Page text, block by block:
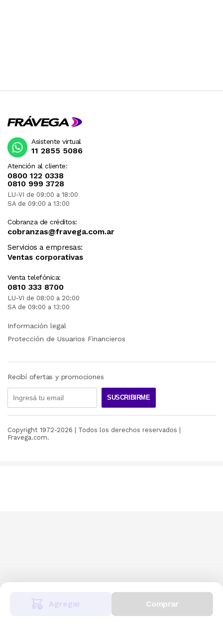
Comprar
Agregar
Atención al cliente:
0800 122 0338
0810 999 3728
LU-VI de 09:00 a 18:00
SA de 09:00 a 13:00
Cobranza de créditos:
cobranzas@fravega.com.ar
Servicios a empresas:
Ventas corporativas
Venta telefónica:
0810 333 8700
LU-VI de 08:00 a 20:00
SA de 09:00 a 13:00
Asistente virtual
11 2855 5086
Información legal
Protección de Usuarios Financieros
Recibí ofertas y promociones
SUSCRIBIRME
Copyright 1972-2026 | Todos los derechos reservados |
Fravega.com.